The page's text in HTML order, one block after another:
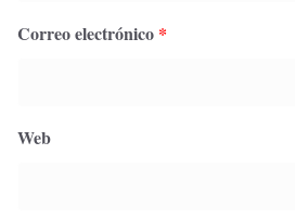
Correo electrónico *
Web